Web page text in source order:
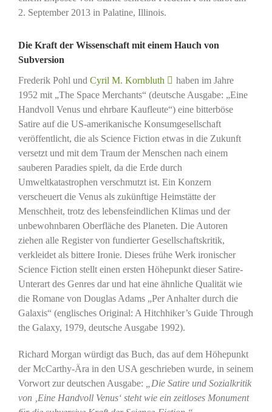
2. September 2013 in Palatine, Illinois.
Die Kraft der Wissenschaft mit einem Hauch von
Subversion
Frederik Pohl und Cyril M. Kornbluth
haben im Jahre
1952 mit „The Space Merchants“ (deutsche Ausgabe: „Eine
Handvoll Venus und ehrbare Kaufleute“) eine bitterböse
Satire auf die US-amerikanische Konsumgesellschaft
veröffentlicht, die als Science Fiction etwas in die Zukunft
versetzt und mit dem Traum der Menschen nach einem
sauberen Paradies spielt, da die Erde durch
Umweltkatastrophen verschmutzt ist. Ein Konzern
verscheuert die Venus als zukünftige Heimstätte der
Menschheit, trotz des lebensfeindlichen Klimas und der
unbewohnbaren Oberfläche des Planeten. Die Autoren
ziehen alle Register von fundierter Gesellschaftskritik,
verkleidet als bittere Ironie. Dieses frühe Werk ironischer
Science Fiction stellt einen ersten Höhepunkt dieser Satire-
Unterart des Genres dar und hat eine ähnliche Qualität wie
die Romane von Douglas Adams „Per Anhalter durch die
Galaxis“ (englisches Original: A Hitchhiker’s Guide Through
the Galaxy, 1979, deutsche Ausgabe 1992).
Richard Morgan würdigt das Buch, das auf dem Höhepunkt
der McCarthy-Ära in den USA geschrieben wurde, in seinem
Vorwort zur deutschen Ausgabe:
„Die Satire und Sozialkritik
von ‚Eine Handvoll Venus‘ steht wie ein zeitloses Monument